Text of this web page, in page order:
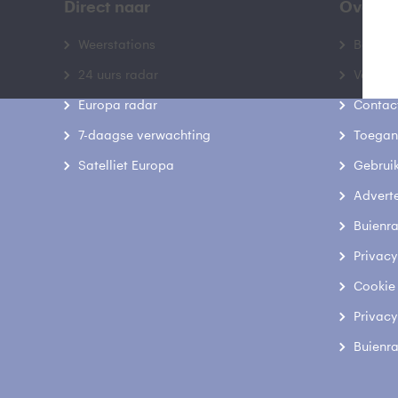
Direct naar
Weerstations
24 uurs radar
Europa radar
7-daagse verwachting
Satelliet Europa
Over